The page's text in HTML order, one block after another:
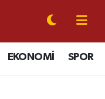
EKONOMİ SPOR